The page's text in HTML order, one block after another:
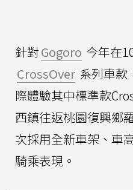
針對Gogoro 今年在
CrossOver 系列車款
際體驗其中標準款
西鎮往返桃園復興鄉
次採用全新車架、車
騎乘表現。